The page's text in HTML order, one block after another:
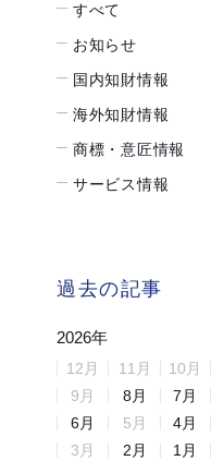
すべて
お知らせ
国内知財情報
海外知財情報
商標・意匠情報
サービス情報
過去の記事
2026年
12 月 11 月 10 月
9 月 8 月 7 月
6月 5 月 4月
3 月 2 月 1 月